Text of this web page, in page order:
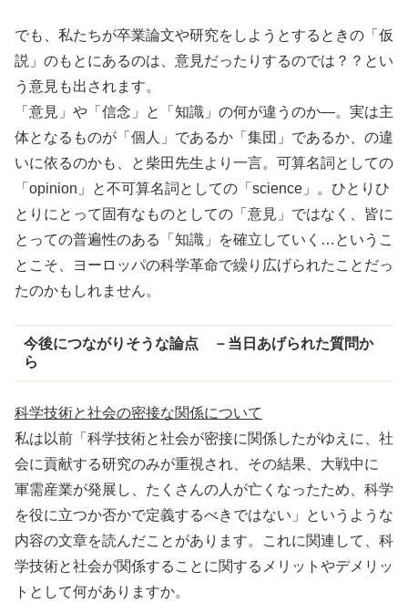
でも、私たちが卒業論文や研究をしようとするときの「仮
説」のもとにあるのは、意見だったりするのでは？？とい
う意見も出されます。
「意見」や「信念」と「知識」の何が違うのか―。実は主
体となるものが「個人」であるか「集団」であるか、の違
いに依るのかも、と柴田先生より一言。 可算名詞 としての
「opinion」と不可算名詞 としての「science」。ひとりひ
とりにとって固有なものとしての「意見」ではなく、皆に
とっての普遍性のある「知識」を確立していく…というこ
とこそ、ヨーロッパの科学革命で繰り広げられたことだっ
たのかもしれません。
今後につながりそうな論点 －当日あげられた質問か
ら
科学技術と社会の密接な関係について
私は以前「科学技術と社会が密接に関係したがゆえに、社
会に貢献する研究のみが重視 され、その結果、大戦中に
軍需産業が発展し、たくさんの人が亡くなったため、科学
を役に立つか否かで定義するべきではない」というような
内容の文章を読んだことがあります。これに関連して、科
学技術と社会が関係することに関するメリットやデメリッ
トとして何がありますか。